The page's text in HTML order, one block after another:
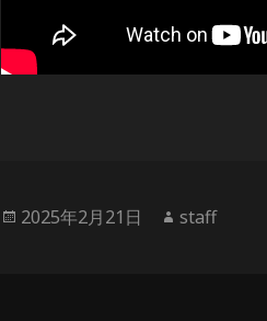
投
2025年2月21日
作
staff